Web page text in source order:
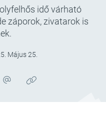
idő várható
záporok, zivatarok is
Május 25.